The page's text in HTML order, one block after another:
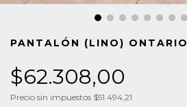
PANTALÓN (LINO) ONTARIO
$62.308,00
Precio sin impuestos $51.494,21